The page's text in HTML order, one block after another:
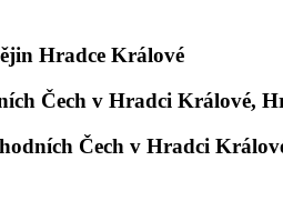
Hradce Králové
Čech v Hradci Králové,
Čech v Hradci